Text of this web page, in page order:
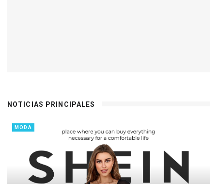
NOTICIAS PRINCIPALES
MODA